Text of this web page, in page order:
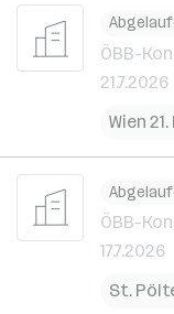
ÖBB-
21.7.2026
Wien
ÖBB-
17.7.2026
St.